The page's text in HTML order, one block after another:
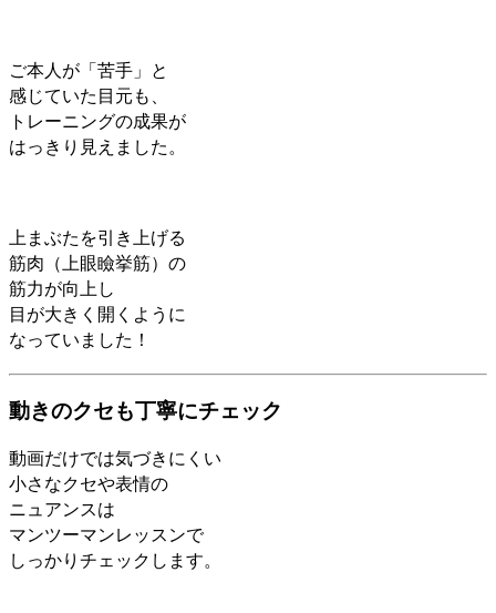
ご本人が「苦手」と
感じていた目元も、
トレーニングの成果が
はっきり見えました。
上まぶたを引き上げる
筋肉（上眼瞼挙筋）の
筋力が向上し
目が大きく開くように
なっていました！
動きのクセも丁寧にチェック
動画だけでは気づきにくい
小さなクセや表情の
ニュアンスは
マンツーマンレッスンで
しっかりチェックします。